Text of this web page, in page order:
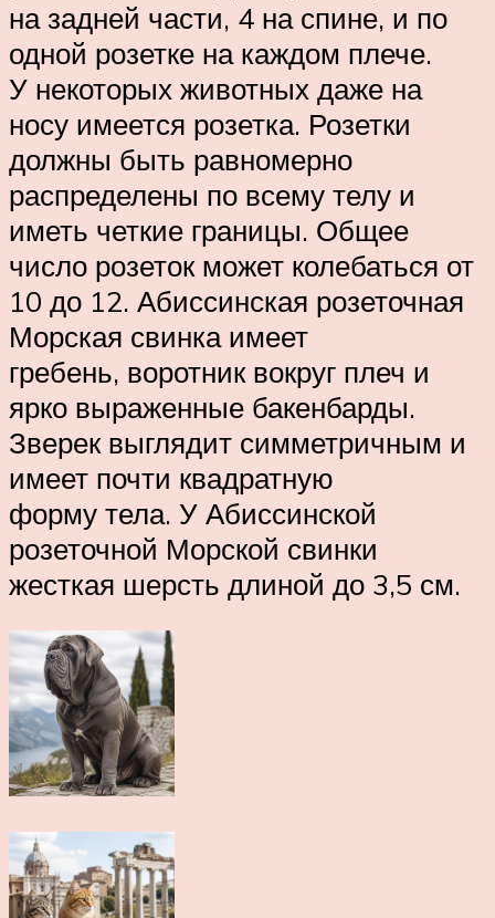
на задней части, 4 на спине, и по
одной розетке на каждом плече.
У некоторых животных даже на
носу имеется розетка. Розетки
должны быть равномерно
распределены по всему телу и
иметь четкие границы. Общее
число розеток может колебаться от
10 до 12. Абиссинская розеточная
Морская свинка имеет
гребень, воротник вокруг плеч и
ярко выраженные бакенбарды.
Зверек выглядит симметричным и
имеет почти квадратную
форму тела. У Абиссинской
розеточной Морской свинки
жесткая шерсть длиной до 3,5 см.